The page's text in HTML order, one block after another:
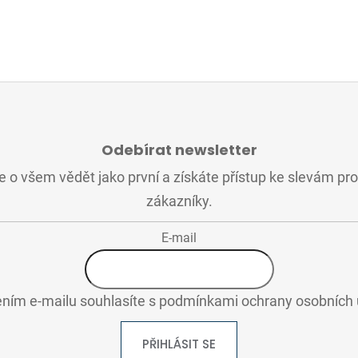
Odebírat newsletter
o všem vědět jako první a získáte přístup ke slevám
zákazníky.
E-mail
e-mailu souhlasíte s podmínkami ochrany osobních
PŘIHLÁSIT SE